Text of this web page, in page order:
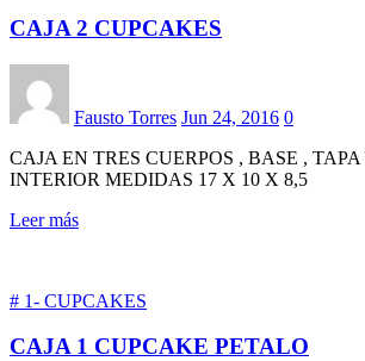
CAJA 2 CUPCAKES
Fausto Torres Jun 24, 2016 0
CAJA EN TRES CUERPOS , BASE ,
INTERIOR MEDIDAS 17 X 10 X 8,5
Leer más
# 1- CUPCAKES
CAJA 1 CUPCAKE PETALO